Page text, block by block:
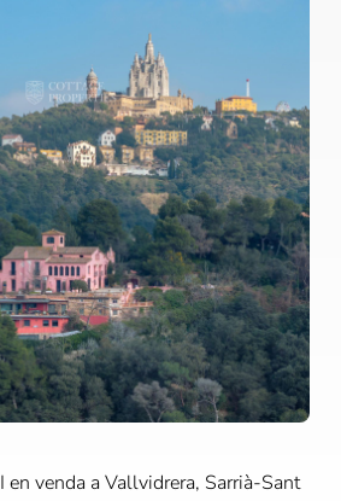
en venda a Vallvidrera, Sarrià-Sant